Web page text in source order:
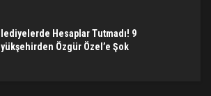
Hesaplar Tutmadı! 9
Özgür Özel’e Şok